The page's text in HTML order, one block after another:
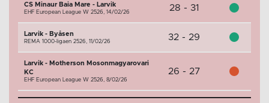
CS Minaur Baia Mare - Larvik
EHF European League W 2526, 14/02/26 28 - 31
Larvik - Byåsen
REMA 1000-ligaen 2526, 11/02/26 32 - 29
Larvik - Motherson Mosonmagyarovari
KC
EHF European League W 2526, 8/02/26
26 - 27